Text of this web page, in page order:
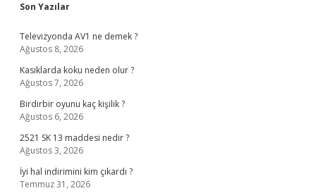
Sidebar
Son Yazılar
Televizyonda AV1 ne demek ?
Ağustos 8, 2026
Kasıklarda koku neden olur ?
Ağustos 7, 2026
Birdirbir oyunu kaç kişilik ?
Ağustos 6, 2026
2521 SK 13 maddesi nedir ?
Ağustos 3, 2026
İyi hal indirimini kim çıkardı ?
Temmuz 31, 2026